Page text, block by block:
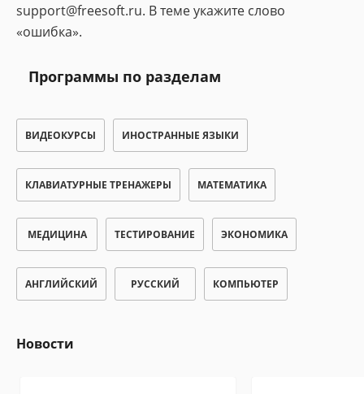
support@freesoft.ru. В теме укажите слово
«ошибка».
Программы по разделам
ВИДЕОКУРСЫ ИНОСТРАННЫЕ ЯЗЫКИ
КЛАВИАТУРНЫЕ ТРЕНАЖЕРЫ МАТЕМАТИКА
МЕДИЦИНА ТЕСТИРОВАНИЕ ЭКОНОМИКА
АНГЛИЙСКИЙ РУССКИЙ КОМПЬЮТЕР
Новости